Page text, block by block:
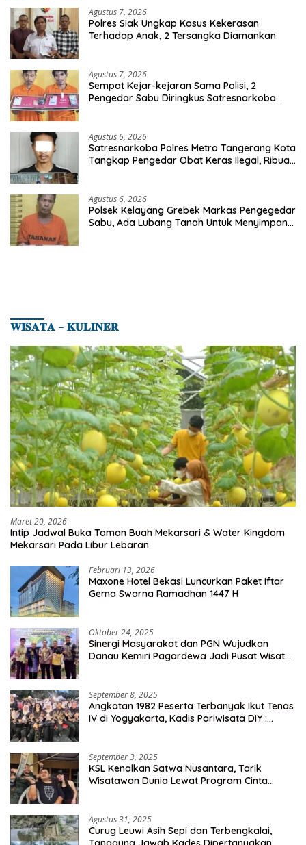
Agustus 7, 2026
Polres Siak Ungkap Kasus Kekerasan
Terhadap Anak, 2 Tersangka Diamankan
Agustus 7, 2026
Sempat Kejar-kejaran Sama Polisi, 2
Pengedar Sabu Diringkus Satresnarkoba
Agustus 6, 2026
Satresnarkoba Polres Metro Tangerang Kota
Tangkap Pengedar Obat Keras Ilegal, Ribuan
Agustus 6, 2026
Polsek Kelayang Grebek Markas Pengegedar
Sabu, Ada Lubang Tanah Untuk Menyimpan
𝐖𝐈𝐒𝐀𝐓𝐀 – 𝐊𝐔𝐋𝐈𝐍𝐄𝐑
Maret 20, 2026
Intip Jadwal Buka Taman Buah Mekarsari & Water Kingdom
Mekarsari Pada Libur Lebaran
Februari 13, 2026
Maxone Hotel Bekasi Luncurkan Paket Iftar
Gema Swarna Ramadhan 1447 H
Oktober 24, 2025
Sinergi Masyarakat dan PGN Wujudkan
Danau Kemiri Pagardewa Jadi Pusat Wisata
September 8, 2025
Angkatan 1982 Peserta Terbanyak Ikut Tenas
IV di Yogyakarta, Kadis Pariwisata DIY :
September 3, 2025
KSL Kenalkan Satwa Nusantara, Tarik
Wisatawan Dunia Lewat Program Cinta
Agustus 31, 2025
Curug Leuwi Asih Sepi dan Terbengkalai,